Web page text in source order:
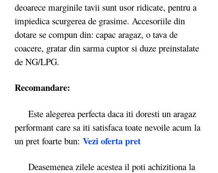
deoarece marginile tavii sunt usor ridicate, pentru a
impiedica scurgerea de grasime. Accesoriile din
dotare se compun din: capac aragaz, o tava de
coacere, gratar din sarma cuptor si duze preinstalate
de NG/LPG.
Recomandare:
Este alegerea perfecta daca iti doresti un aragaz
performant care sa iti satisfaca toate nevoile acum la
un pret foarte bun: Vezi oferta pret
Deasemenea zilele acestea il poti achizitiona la